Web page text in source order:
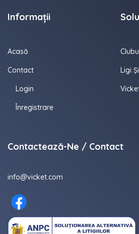
Informații
Acasă
Contact
Login
Înregistrare
Ligi
Contactează-Ne / Contact
info@vicket.com